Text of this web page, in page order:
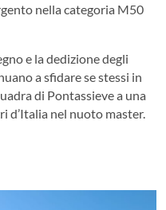
nella categoria M50
e la dedizione degli
a sfidare se stessi in
di Pontassieve a una
d’Italia nel nuoto master.